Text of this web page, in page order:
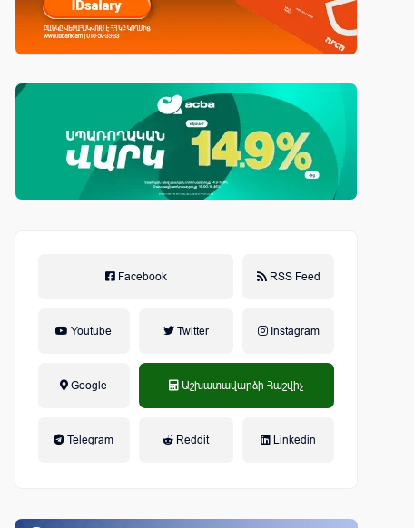
Facebook RSS Feed
Youtube Twitter Instagram
Google Աշխատավարձի Հաշվիչ
Telegram Reddit Linkedin